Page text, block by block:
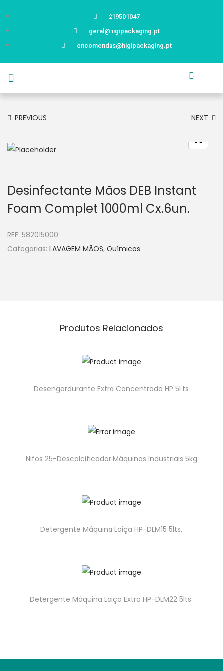
219501047
geral@higipackaging.pt
encomendas@higipackaging.pt
PREVIOUS NEXT
Desinfectante Mãos DEB Instant
Foam Complet 1000ml Cx.6un.
REF: 582015000
Categorias: LAVAGEM MÃOS, Químicos
Produtos Relacionados
Desengordurante Extra Concentrado HP 5Lts
Nifos 25-Descalcificador Máquinas Industriais 5kg
Detergente Máquina Loiça HP-DLM15 5lts.
Detergente Máquina Loiça Extra HP-DLM22 5lts.